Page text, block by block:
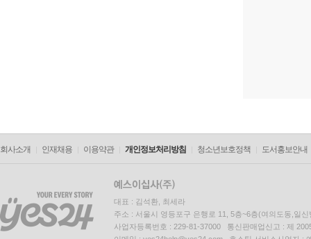
회사소개 인재채용 이용약관 개인정보처리방침 청소년보호정책 도서홍보안내
대표 : 김석환, 최세라
주소 : 서울시 영등포구 은행로 11, 5층~6층(여의도동,일신
사업자등록번호 : 229-81-37000 통신판매업신고 : 제